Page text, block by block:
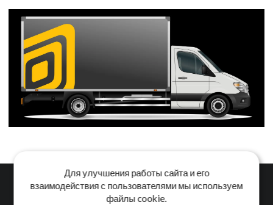
Для улучшения работы сайта и его
взаимодействия с пользователями мы используем
файлы cookie.